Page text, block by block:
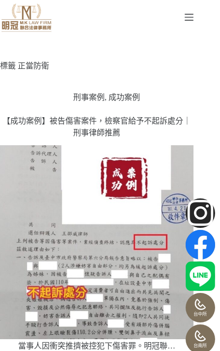
標籤 正當防衛
刑事案例 , 成功案例
【成功案例】被告傷害案件，檢察官給予不起訴處分｜
刑事律師推薦
當事人因衝突推擠被控犯下傷害罪。明冠聯…
台中所
台南所